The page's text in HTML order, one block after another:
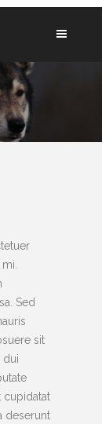
Sed
sit
dui
cupidatat
deserunt